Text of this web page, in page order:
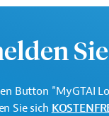
Region
Button "MyGTAI
Sie sich